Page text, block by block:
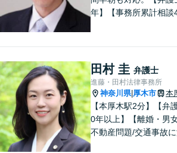
年】【事務所累計相談
男女問題
田村 圭 弁護士
進藤・田村法律事務所
神奈川県| 厚木市 本
【本厚木駅2分】【弁
0年以上】【離婚・男
不動産問題/交通事故に